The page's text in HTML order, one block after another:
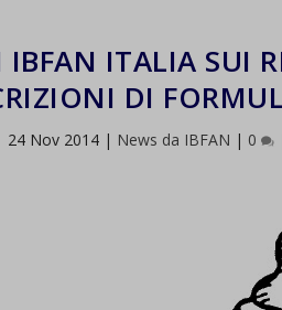
ITALIA SUI
DI
24 Nov 2014| News da IBFAN | 0